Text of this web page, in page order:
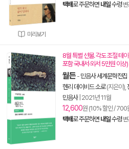
미리보기
택배로 주문하면 내일수령 변
8월 특별 선물. 각도 조절 테
포함 국내서·외서 5만원 이상)
월든 - 민음사 세계문학전
헨리 데이비드 소로(지은이),
민음사| 2021년 11월
12,600원 (10% 할인 / 700
택배로 주문하면 내일수령 변